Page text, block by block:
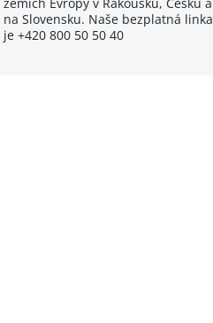
na Slovensku. Naše bezplatná linka
je +420 800 50 50 40